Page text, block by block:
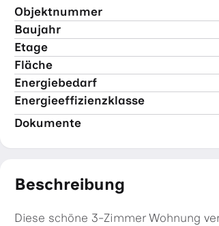
Objektnummer
Baujahr
Etage
Fläche
Energiebedarf
Energieeffizienzklasse
Dokumente
Beschreibung
Diese schöne 3-Zimmer Wohnung